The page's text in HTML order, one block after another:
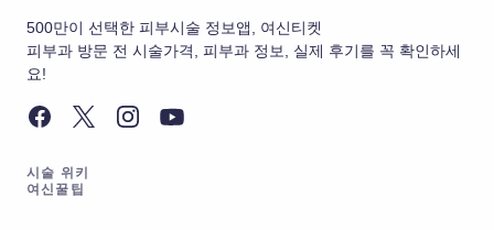
500만이 선택한 피부시술 정보앱, 여신티켓
피부과 방문 전 시술가격, 피부과 정보, 실제 후기를 꼭 확인하세
요!
시술 위키
여신꿀팁